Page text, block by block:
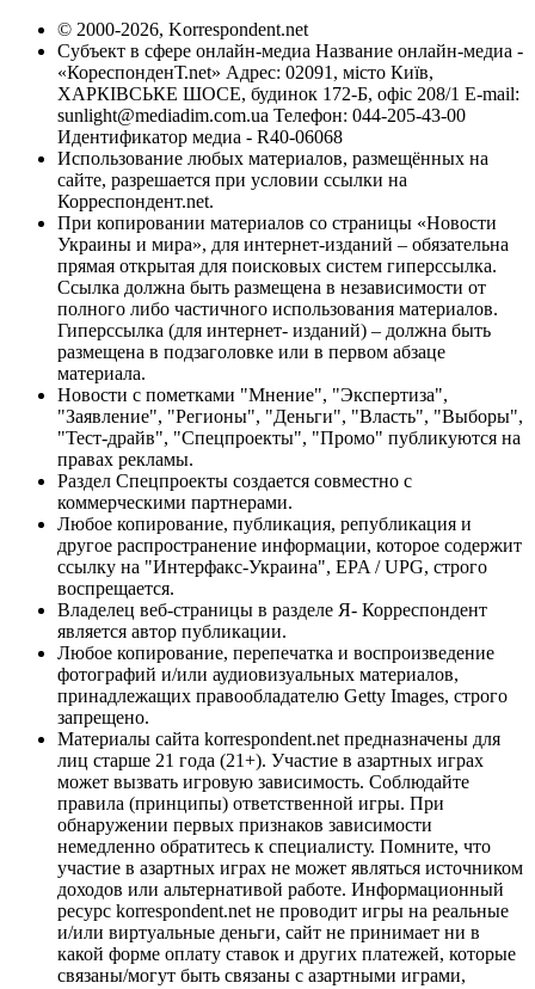
© 2000-2026, Korrespondent.net
Субъект в сфере онлайн-медиа Название онлайн-медиа -
«КореспонденТ.net» Адрес: 02091, місто Київ,
ХАРКІВСЬКЕ ШОСЕ, будинок 172-Б, офіс 208/1 E-mail:
sunlight@mediadim.com.ua Телефон: 044-205-43-00
Идентификатор медиа - R40-06068
Использование любых материалов, размещённых на
сайте, разрешается при условии ссылки на
Корреспондент.net.
При копировании материалов со страницы «Новости
Украины и мира», для интернет-изданий – обязательна
прямая открытая для поисковых систем гиперссылка.
Ссылка должна быть размещена в независимости от
полного либо частичного использования материалов.
Гиперссылка (для интернет- изданий) – должна быть
размещена в подзаголовке или в первом абзаце
материала.
Новости с пометками "Мнение", "Экспертиза",
"Заявление", "Регионы", "Деньги", "Власть", "Выборы",
"Тест-драйв", "Спецпроекты", "Промо" публикуются на
правах рекламы.
Раздел Спецпроекты создается совместно с
коммерческими партнерами.
Любое копирование, публикация, републикация и
другое распространение информации, которое содержит
ссылку на "Интерфакс-Украина", EPA / UPG, строго
воспрещается.
Владелец веб-страницы в разделе Я- Корреспондент
является автор публикации.
Любое копирование, перепечатка и воспроизведение
фотографий и/или аудиовизуальных материалов,
принадлежащих правообладателю Getty Images, строго
запрещено.
Материалы сайта korrespondent.net предназначены для
лиц старше 21 года (21+). Участие в азартных играх
может вызвать игровую зависимость. Соблюдайте
правила (принципы) ответственной игры. При
обнаружении первых признаков зависимости
немедленно обратитесь к специалисту. Помните, что
участие в азартных играх не может являться источником
доходов или альтернативой работе. Информационный
ресурс korrespondent.net не проводит игры на реальные
и/или виртуальные деньги, сайт не принимает ни в
какой форме оплату ставок и других платежей, которые
связаны/могут быть связаны с азартными играми,